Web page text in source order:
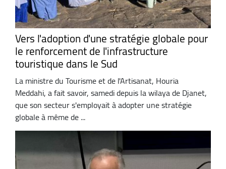
Vers l'adoption d'une stratégie globale pour
le renforcement de l'infrastructure
touristique dans le Sud
La ministre du Tourisme et de l'Artisanat, Houria
Meddahi, a fait savoir, samedi depuis la wilaya de Djanet,
que son secteur s'employait à adopter une stratégie
globale à même de ...